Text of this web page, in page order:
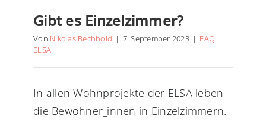
Gibt es Einzelzimmer?
Von Nikolas Bechhold | 7. September 2023 | FAQ
ELSA
In allen Wohnprojekte der ELSA leben
die Bewohner_innen in Einzelzimmern.